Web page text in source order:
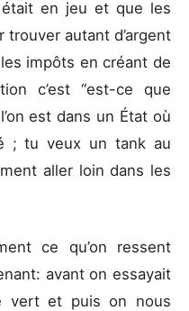
en jeu et que les
autant d’argent
impôts en créant de
c’est “est-ce que
est dans un État où
; tu veux un tank au
aller loin dans les
ce qu’on ressent
avant on essayait
vert et puis on nous